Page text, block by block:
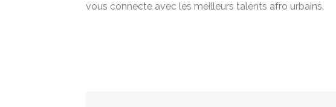
vous connecte avec les meilleurs talents afro urbains.